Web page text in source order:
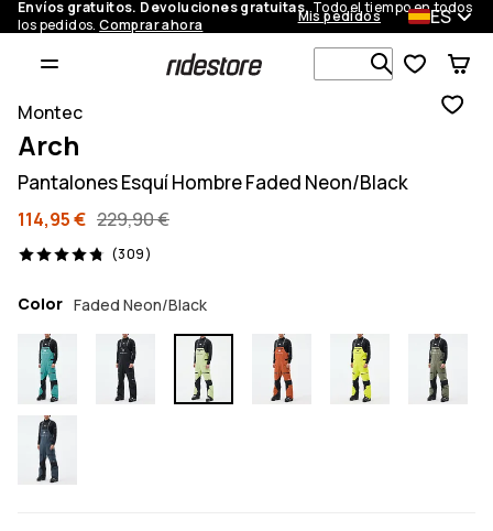
Envíos gratuitos. Devoluciones gratuitas.Todo el tiempo en todos
los pedidos.Comprar ahora Mis pedidos ES
Busca en
Montec
Arch
Pantalones Esquí Hombre Faded Neon/Black
114,95 € 229,90 €
(309)
309 opiniones, 4.8/5
Color Faded Neon/Black